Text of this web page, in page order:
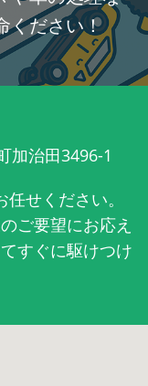
ください！
加治田3496-1
せください。
ご要望にお応え
すぐに駆けつけ